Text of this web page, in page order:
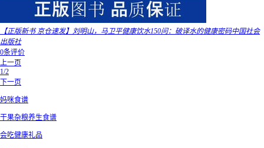
【正版新书 京仓速发】刘明山，马卫平健康饮水150问：破译水的健康密码中国社会
出版社
0条评价
上一页
1/2
下一页
妈咪食谱
干果杂粮养生食谱
会吃健康礼品